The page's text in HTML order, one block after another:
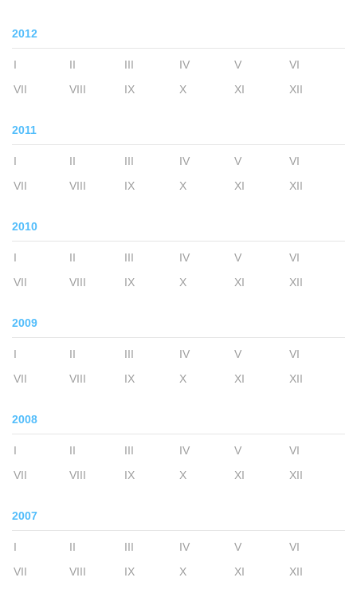
2012
I II III IV V
VI
VII
VIII IX X XI XII
2011
I II III IV V
VI
VII
VIII IX X XI XII
2010
I II III IV V
VI
VII
VIII IX X XI XII
2009
I II III IV V
VI
VII
VIII IX X XI XII
2008
I II III IV V
VI
VII
VIII IX X XI XII
2007
I II III IV V
VI
VII
VIII IX X XI XII